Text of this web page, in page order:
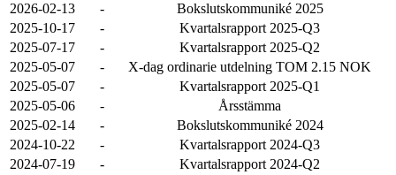
2026-02-13
-
Bokslutskommuniké 2025
2025-10-17
-
Kvartalsrapport 2025-Q3
2025-07-17
-
Kvartalsrapport 2025-Q2
2025-05-07
-
X-dag ordinarie utdelning TOM 2.15 NOK
2025-05-07
-
Kvartalsrapport 2025-Q1
2025-05-06
-
Årsstämma
2025-02-14
-
Bokslutskommuniké 2024
2024-10-22
-
Kvartalsrapport 2024-Q3
2024-07-19
-
Kvartalsrapport 2024-Q2